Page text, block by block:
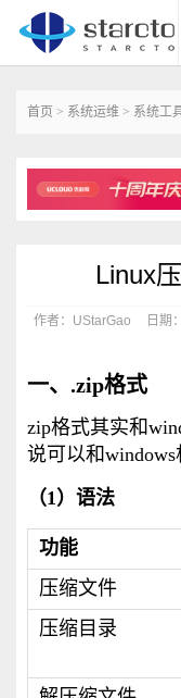
首页 > 系统运维 > 系统工
Linux
作者：UStarGao 日期
一、.zip格式
zip格式其实和
说可以和windows
（1）语法
功能
压缩文件
压缩目录